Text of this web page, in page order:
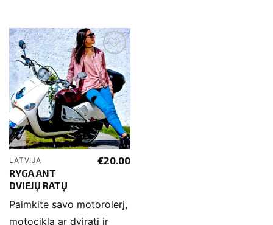
LATVIJA
RYGA ANT
DVIEJŲ RATŲ
€20.00
Paimkite savo motorolerį,
motociklą ar dviratį ir